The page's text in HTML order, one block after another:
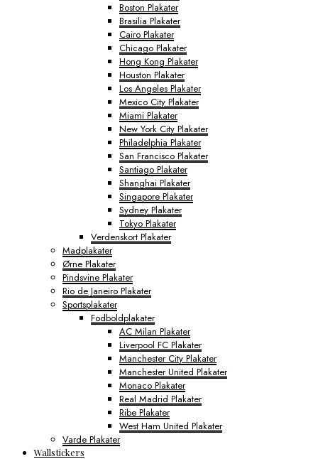
Boston Plakater
Brasilia Plakater
Cairo Plakater
Chicago Plakater
Hong Kong Plakater
Houston Plakater
Los Angeles Plakater
Mexico City Plakater
Miami Plakater
New York City Plakater
Philadelphia Plakater
San Francisco Plakater
Santiago Plakater
Shanghai Plakater
Singapore Plakater
Sydney Plakater
Tokyo Plakater
Verdenskort Plakater
Madplakater
Ørne Plakater
Pindsvine Plakater
Rio de Janeiro Plakater
Sportsplakater
Fodboldplakater
AC Milan Plakater
Liverpool FC Plakater
Manchester City Plakater
Manchester United Plakater
Monaco Plakater
Real Madrid Plakater
Ribe Plakater
West Ham United Plakater
Varde Plakater
Wallstickers